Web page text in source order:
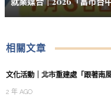
相關文章
文化活動｜北市重建處「跟著南
2 年 AGO